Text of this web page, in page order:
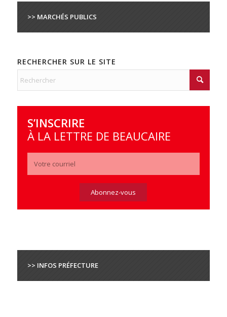
>> MARCHÉS PUBLICS
RECHERCHER SUR LE SITE
S’INSCRIRE
À LA LETTRE DE BEAUCAIRE
>> INFOS PRÉFECTURE